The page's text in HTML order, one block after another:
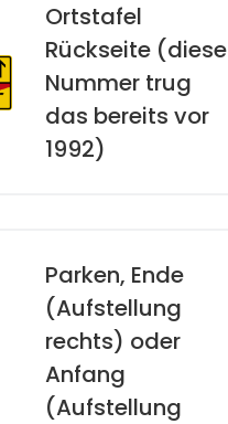
Ortstafel
Rückseite (diese
Nummer trug
das bereits vor
1992)
Parken, Ende
(Aufstellung
rechts) oder
Anfang
(Aufstellung